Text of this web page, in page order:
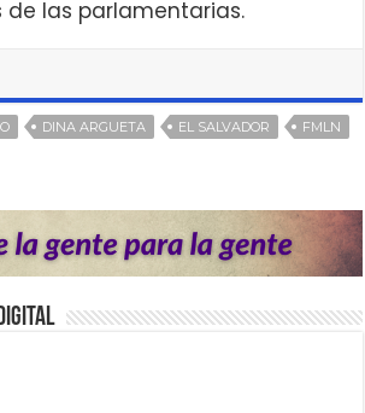
las parlamentarias.
DINA ARGUETA EL SALVADOR
FMLN
digital